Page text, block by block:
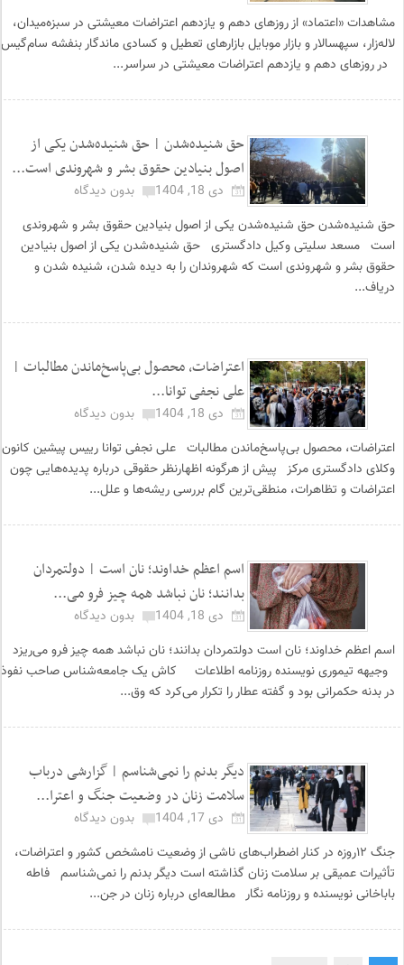
مشاهدات «اعتماد» از روزهای دهم و یازدهم اعتراضات معیشتی در سبزه‌میدان،
لاله‌زار، سپهسالار و بازار موبایل بازارهای تعطیل و کسادی ماندگار بنفشه سام‌گیس
در روزهای دهم و یازدهم اعتراضات معیشتی در سراسر...
حق شنیده‌شدن | حق شنیده‌شدن یکی از
اصول بنیادین حقوق بشر و شهروندی است...
دی 18, 1404
بدون دیدگاه
حق شنیده‌شدن حق شنیده‌شدن یکی از اصول بنیادین حقوق بشر و شهروندی
است مسعد سلیتی وکیل دادگستری حق شنیده‌شدن یکی از اصول بنیادین
حقوق بشر و شهروندی است که شهروندان را به دیده شدن، شنیده شدن و
دریاف...
اعتراضات، محصول بی‌پاسخ‌ماندن مطالبات |
علی نجفی توانا...
دی 18, 1404
بدون دیدگاه
اعتراضات، محصول بی‌پاسخ‌ماندن مطالبات علی نجفی توانا رییس پیشین کانون
وکلای دادگستری مرکز پیش از هرگونه اظهارنظر حقوقی درباره پدیده‌هایی چون
اعتراضات و تظاهرات، منطقی‌ترین گام بررسی ریشه‌ها و علل...
اسم اعظم خداوند؛ نان است | دولتمردان
بدانند؛ نان نباشد همه چیز فرو می‌...
دی 18, 1404
بدون دیدگاه
اسم اعظم خداوند؛ نان است دولتمردان بدانند؛ نان نباشد همه چیز فرو می‌ریزد
وجیهه تیموری نویسنده روزنامه اطلاعات کاش یک جامعه‌شناس صاحب نفوذ
در بدنه حکمرانی بود و گفته عطار را تکرار می‌کرد که وق...
دیگر‌ بدنم را نمی‌شناسم | گزارشی درباب
سلامت زنان در وضعیت جنگ و اعترا...
دی 17, 1404
بدون دیدگاه
جنگ ۱۲روزه در کنار اضطراب‌های ناشی از وضعیت نامشخص کشور و اعتراضات،
تأثیرات عمیقی بر سلامت زنان گذاشته است دیگر‌ بدنم را نمی‌شناسم فاطه
باباخانی نویسنده و روزنامه نگار مطالعه‌ای درباره زنان در جن...